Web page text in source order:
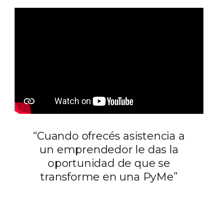
“Cuando ofrecés asistencia a
un emprendedor le das la
oportunidad de que se
transforme en una PyMe”